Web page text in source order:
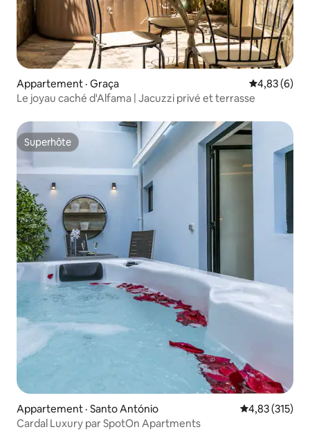
Appartement · Graça Note
4,83 (6)
Le joyau caché d'Alfama | Jacuzzi privé et terrasse
Superhôte
Superhôte
Appartement · Santo António Note
4,83 (315)
Cardal Luxury par SpotOn Apartments